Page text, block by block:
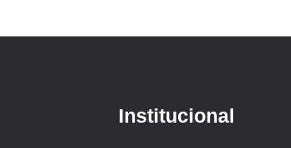
Institucional